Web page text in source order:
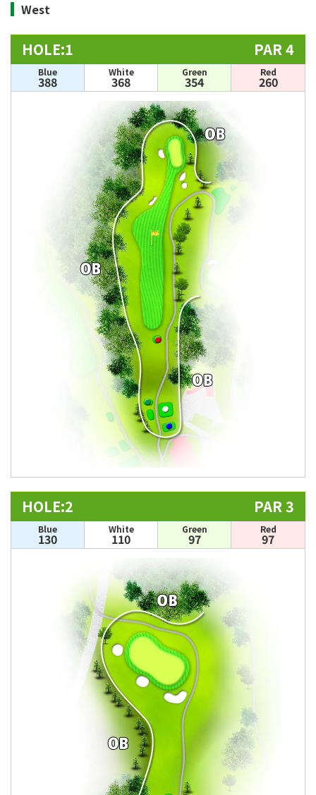
West
HOLE:1 PAR 4
Blue
388
White
368
Green
354
Red
260
HOLE:2 PAR 3
Blue
130
White
110
Green
97
Red
97